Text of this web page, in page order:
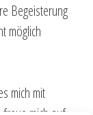
Begeisterung
möglich
mich mit